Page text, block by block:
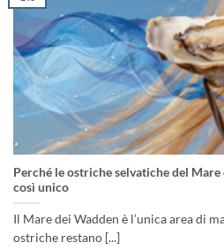
Perché le ostriche selvatiche del
così unico
Il Mare dei Wadden è l’unica area di
ostriche restano [...]